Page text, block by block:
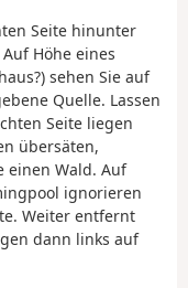
Seite hinunter
Höhe eines
sehen Sie auf
Quelle. Lassen
Seite liegen
übersäten,
einen Wald. Auf
ignorieren
Weiter entfernt
dann links auf